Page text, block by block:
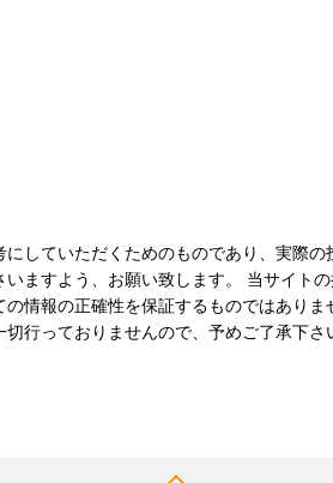
していただくためのものであり、実際の
ますよう、お願い致します。 当サイト
情報の正確性を保証するものではありま
行っておりませんので、予めご了承下さ